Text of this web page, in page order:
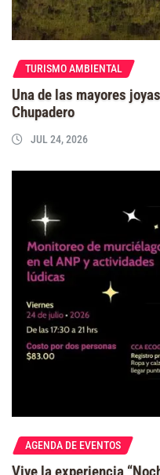
TURISMO AMBIENTAL
Una de las mayores
Chupadero
JUL 24, 2026
AGENDA DE EVENTOS